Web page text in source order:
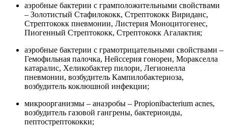
аэробные бактерии с грамположительными свойствами
– Золотистый Стафилококк, Стрептококк Вириданс,
Стрептококк пневмонии, Листерия Моноцитогенес,
Пиогенный Стрептококк, Стрептококк Агалактия;
аэробные бактерии с грамотрицательными свойствами –
Гемофильная палочка, Нейссерия гонореи, Моракселла
катаралис, Хеликобактер пилори, Легионелла
пневмонии, возбудитель Кампилобактериоза,
возбудитель коклюшной инфекции;
микроорганизмы – анаэробы – Propionibacterium acnes,
возбудитель газовой гангрены, бактериоиды,
пептострептококки;